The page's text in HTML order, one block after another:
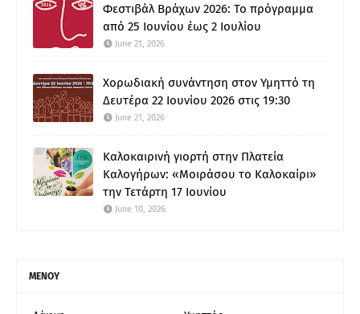
Φεστιβάλ Βράχων 2026: Το πρόγραμμα
από 25 Ιουνίου έως 2 Ιουλίου
June 21, 2026
Χορωδιακή συνάντηση στον Υμηττό τη
Δευτέρα 22 Ιουνίου 2026 στις 19:30
June 21, 2026
Καλοκαιρινή γιορτή στην Πλατεία
Καλογήρων: «Μοιράσου το Καλοκαίρι»
την Τετάρτη 17 Ιουνίου
June 10, 2026
ΜΕΝΟΥ